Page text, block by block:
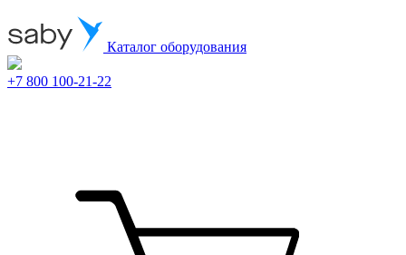
Каталог оборудования
+7 800 100-21-22